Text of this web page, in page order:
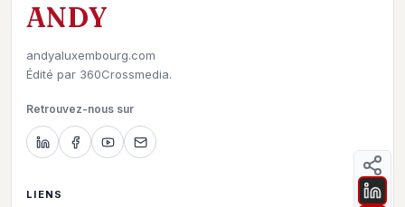
ANDY
andyaluxembourg.com
Édité par 360Crossmedia.
Retrouvez-nous sur
LIENS